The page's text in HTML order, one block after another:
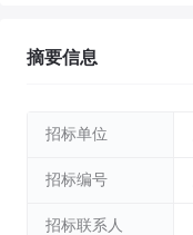
摘要信息
招标单位
招标编号
招标联系人